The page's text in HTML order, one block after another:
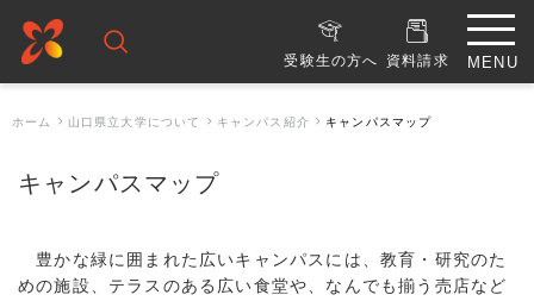
受験生の方へ 資料請求
ホーム 山口県立大学について キャンパス紹介 キャンパスマップ
キャンパスマップ
豊かな緑に囲まれた広いキャンパスには、教育・研究のた
めの施設、テラスのある広い食堂や、なんでも揃う売店など